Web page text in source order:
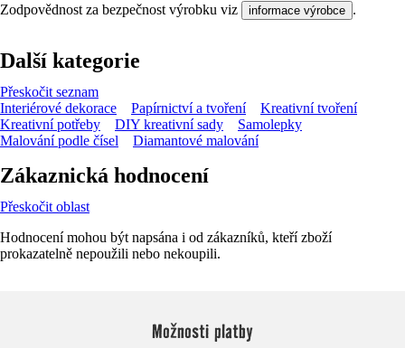
Zodpovědnost za bezpečnost výrobku viz informace výrobce .
Další kategorie
Přeskočit seznam
Interiérové dekorace
Papírnictví a tvoření
Kreativní tvoření
Kreativní potřeby
DIY kreativní sady
Samolepky
Malování podle čísel
Diamantové malování
Zákaznická hodnocení
Přeskočit oblast
Hodnocení mohou být napsána i od zákazníků, kteří zboží
prokazatelně nepoužili nebo nekoupili.
Možnosti platby